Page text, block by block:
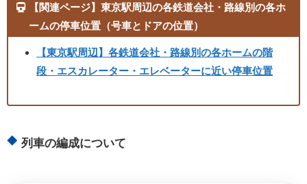
【関連ページ】東京駅周辺の各鉄道会社・路線別の各ホ
ームの停車位置（号車とドアの位置）
【東京駅周辺】各鉄道会社・路線別の各ホームの階
段・エスカレーター・エレベーターに近い停車位置
列車の編成について